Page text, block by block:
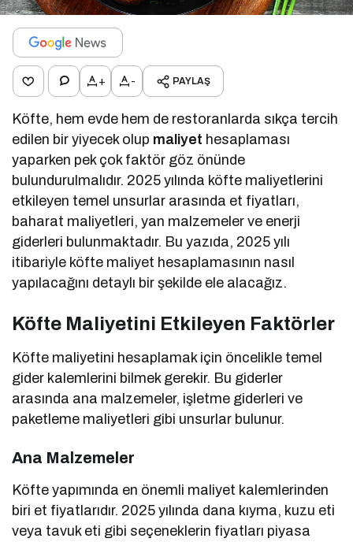
+ - PAYLAŞ
Köfte, hem evde hem de restoranlarda sıkça tercih
edilen bir yiyecek olup maliyet hesaplaması
yaparken pek çok faktör göz önünde
bulundurulmalıdır. 2025 yılında köfte maliyetlerini
etkileyen temel unsurlar arasında et fiyatları,
baharat maliyetleri, yan malzemeler ve enerji
giderleri bulunmaktadır. Bu yazıda, 2025 yılı
itibariyle köfte maliyet hesaplamasının nasıl
yapılacağını detaylı bir şekilde ele alacağız.
Köfte Maliyetini Etkileyen Faktörler
Köfte maliyetini hesaplamak için öncelikle temel
gider kalemlerini bilmek gerekir. Bu giderler
arasında ana malzemeler, işletme giderleri ve
paketleme maliyetleri gibi unsurlar bulunur.
Ana Malzemeler
Köfte yapımında en önemli maliyet kalemlerinden
biri et fiyatlarıdır. 2025 yılında dana kıyma, kuzu eti
veya tavuk eti gibi seçeneklerin fiyatları piyasa